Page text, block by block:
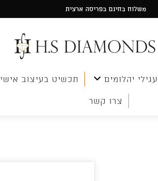
משלוח בחינם בפריסה ארצית
עגילי יהלומים תכשיט בעיצוב אישי
צרו קשר